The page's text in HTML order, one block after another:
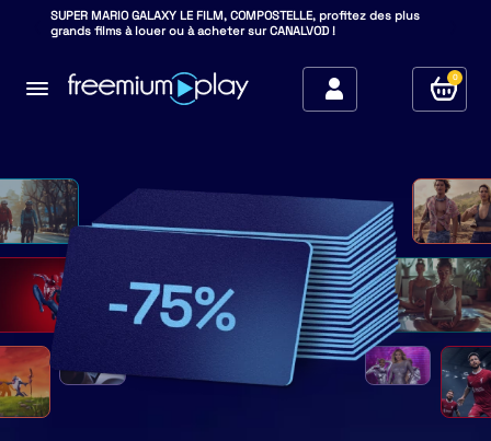
SUPER MARIO GALAXY LE FILM, COMPOSTELLE, profitez des plus
grands films à louer ou à acheter sur CANALVOD !
0